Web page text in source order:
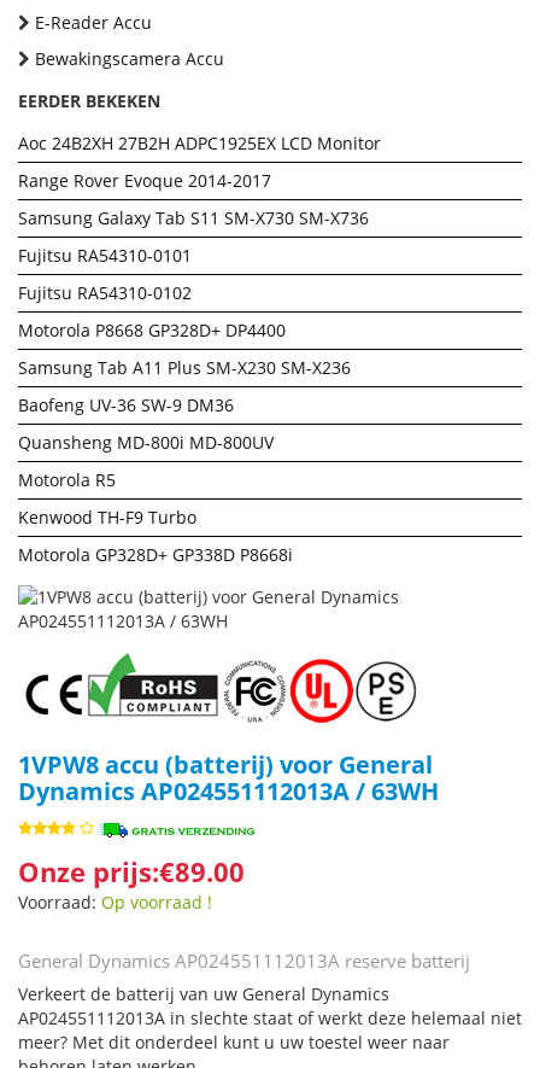
E-Reader Accu
Bewakingscamera Accu
EERDER BEKEKEN
Aoc 24B2XH 27B2H ADPC1925EX LCD Monitor
Range Rover Evoque 2014-2017
Samsung Galaxy Tab S11 SM-X730 SM-X736
Fujitsu RA54310-0101
Fujitsu RA54310-0102
Motorola P8668 GP328D+ DP4400
Samsung Tab A11 Plus SM-X230 SM-X236
Baofeng UV-36 SW-9 DM36
Quansheng MD-800i MD-800UV
Motorola R5
Kenwood TH-F9 Turbo
Motorola GP328D+ GP338D P8668i
1VPW8 accu (batterij) voor General
Dynamics AP024551112013A / 63WH
Onze prijs:€89.00
Voorraad: Op voorraad !
General Dynamics AP024551112013A reserve batterij
Verkeert de batterij van uw General Dynamics
AP024551112013A in slechte staat of werkt deze helemaal niet
meer? Met dit onderdeel kunt u uw toestel weer naar